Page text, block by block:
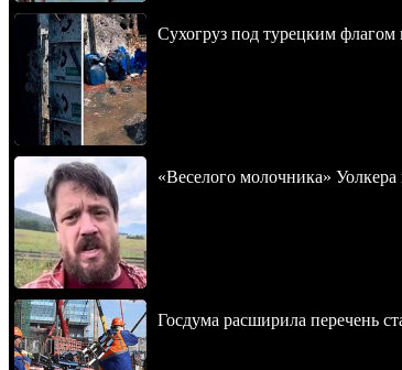
Сухогруз под турецким
«Веселого молочника»
Госдума расширила перечень